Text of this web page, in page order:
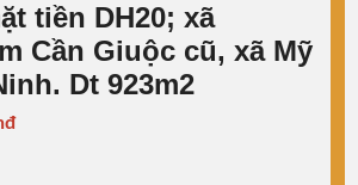
tiền DH20; xã
Cần Giuộc cũ, xã Mỹ
Dt 923m2